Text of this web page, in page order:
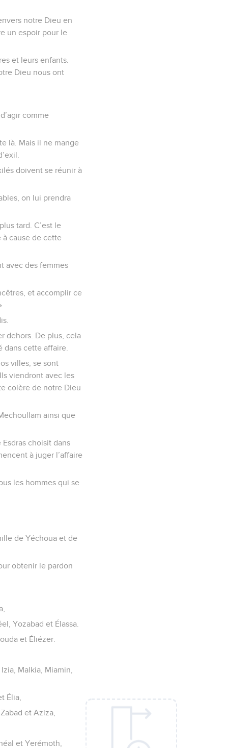
notre Dieu en
un espoir pour le
et leurs enfants.
Dieu nous ont
comme
là. Mais il ne mange
doivent se réunir à
on lui prendra
tard. C’est le
à cause de cette
avec des femmes
et accomplir ce
dehors. De plus, cela
dans cette affaire.
villes, se sont
viendront avec les
colère de notre Dieu
ainsi que
choisit dans
à juger l’affaire
les hommes qui se
de Yéchoua et de
obtenir le pardon
Yozabad et Élassa.
et Éliézer.
Malkia, Miamin,
Élia,
et Aziza,
et Yerémoth,